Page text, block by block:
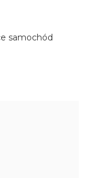
samochód